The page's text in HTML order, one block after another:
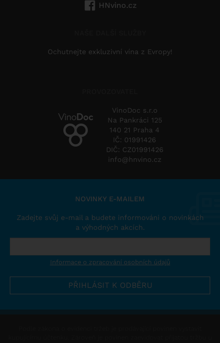
HNvino.cz
Ochutnejte exkluzivní vína z Evropy!
VinoDoc s.r.o
Na Pankráci 125
140 21 Praha 4
IČ: 01991426
DIČ: CZ01991426
info@hnvino.cz
NOVINKY E-MAILEM
Zadejte svůj e-mail a budete informováni o novinkách
a výhodných akcích.
Informace o zpracování osobních údajů